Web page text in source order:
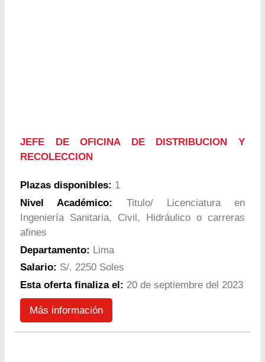
JEFE DE OFICINA DE DISTRIBUCION Y
RECOLECCION
Plazas disponibles: 1
Nivel Académico:
Titulo/ Licenciatura en
Ingeniería Sanitaria, Civil, Hidráulico o carreras
afines
Departamento: Lima
Salario: S/. 2250 Soles
Esta oferta finaliza el: 20 de septiembre del 2023
Más información